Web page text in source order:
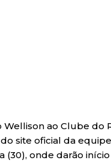
ao Clube do
site oficial da
onde darão